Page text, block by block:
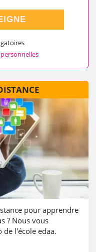
pour apprendre
? Nous vous
l'école edaa.